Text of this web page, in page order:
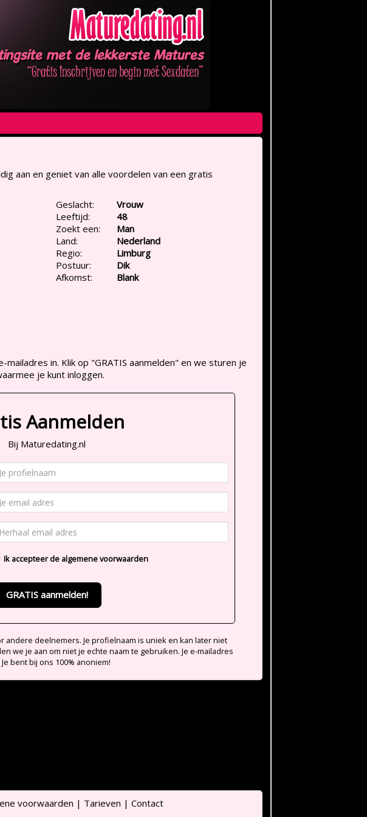
aan en geniet van alle voordelen van een gratis
Geslacht:
Vrouw
Leeftijd:
48
Zoekt een:
Man
Land:
Nederland
Regio:
Limburg
Postuur:
Dik
Afkomst:
Blank
in. Klik op "GRATIS aanmelden" en we sturen je
je kunt inloggen.
Aanmelden
Bij Maturedating.nl
Ik accepteer de algemene voorwaarden
GRATIS aanmelden!
deelnemers. Je profielnaam is uniek en kan later niet
we je aan om niet je echte naam te gebruiken. Je e-mailadres
bent bij ons 100% anoniem!
voorwaarden | Tarieven | Contact